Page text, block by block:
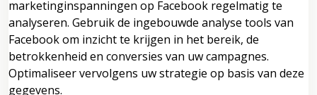
marketinginspanningen op Facebook regelmatig te
analyseren. Gebruik de ingebouwde analyse tools van
Facebook om inzicht te krijgen in het bereik, de
betrokkenheid en conversies van uw campagnes.
Optimaliseer vervolgens uw strategie op basis van deze
gegevens.